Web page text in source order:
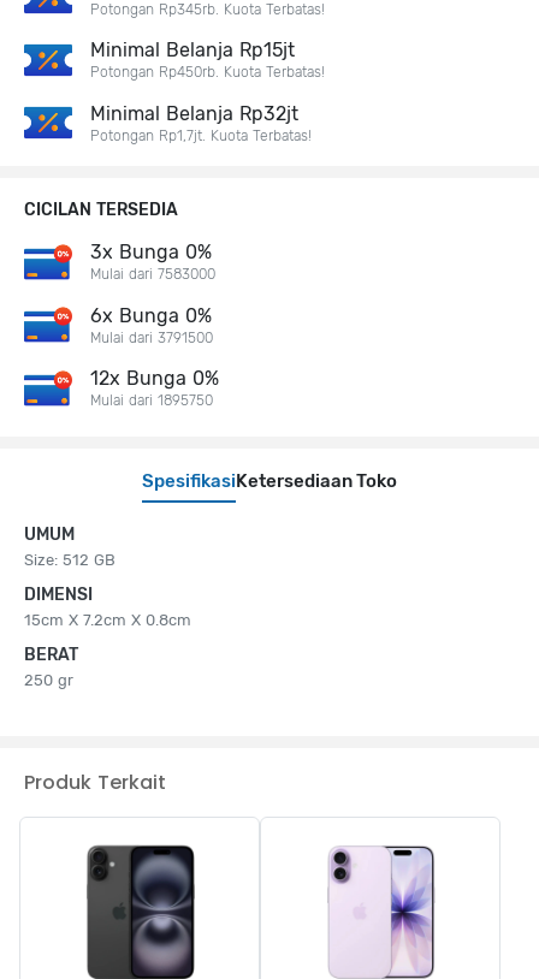
SpesifikasiKetersediaan Toko
UMUM
Size: 512 GB
DIMENSI
15cm X 7.2cm X 0.8cm
BERAT
250 gr
Potongan Rp345rb. Kuota Terbatas!
Minimal Belanja Rp15jt
Potongan Rp450rb. Kuota Terbatas!
Minimal Belanja Rp32jt
Potongan Rp1,7jt. Kuota Terbatas!
CICILAN TERSEDIA
3x Bunga 0%
Mulai dari 7583000
6x Bunga 0%
Mulai dari 3791500
12x Bunga 0%
Mulai dari 1895750
Produk Terkait